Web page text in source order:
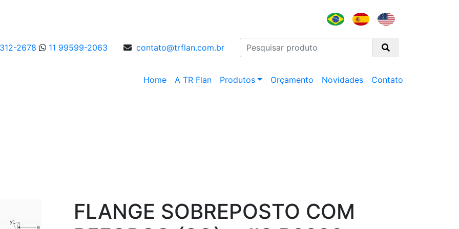
2678 11 99599-2063 contato@trflan.com.br
Home A TR Flan Produtos Orçamento Novidades Contato
FLANGE SOBREPOSTO COM